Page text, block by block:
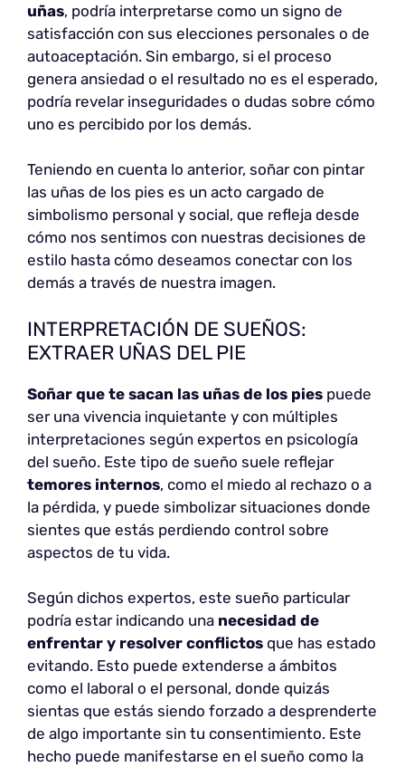
uñas, podría interpretarse como un signo de
satisfacción con sus elecciones personales o de
autoaceptación. Sin embargo, si el proceso
genera ansiedad o el resultado no es el esperado,
podría revelar inseguridades o dudas sobre cómo
uno es percibido por los demás.
Teniendo en cuenta lo anterior, soñar con pintar
las uñas de los pies es un acto cargado de
simbolismo personal y social, que refleja desde
cómo nos sentimos con nuestras decisiones de
estilo hasta cómo deseamos conectar con los
demás a través de nuestra imagen.
INTERPRETACIÓN DE SUEÑOS:
EXTRAER UÑAS DEL PIE
Soñar que te sacan las uñas de los pies puede
ser una vivencia inquietante y con múltiples
interpretaciones según expertos en psicología
del sueño. Este tipo de sueño suele reflejar
temores internos, como el miedo al rechazo o a
la pérdida, y puede simbolizar situaciones donde
sientes que estás perdiendo control sobre
aspectos de tu vida.
Según dichos expertos, este sueño particular
podría estar indicando una necesidad de
enfrentar y resolver conflictos que has estado
evitando. Esto puede extenderse a ámbitos
como el laboral o el personal, donde quizás
sientas que estás siendo forzado a desprenderte
de algo importante sin tu consentimiento. Este
hecho puede manifestarse en el sueño como la